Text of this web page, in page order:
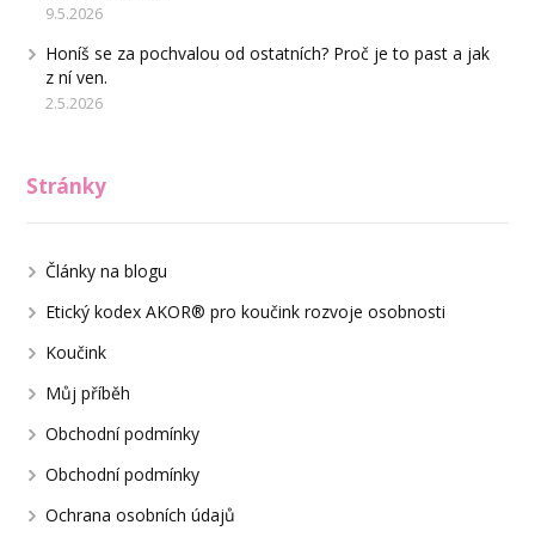
9.5.2026
Honíš se za pochvalou od ostatních? Proč je to past a jak
z ní ven.
2.5.2026
Stránky
Články na blogu
Etický kodex AKOR® pro koučink rozvoje osobnosti
Koučink
Můj příběh
Obchodní podmínky
Obchodní podmínky
Ochrana osobních údajů